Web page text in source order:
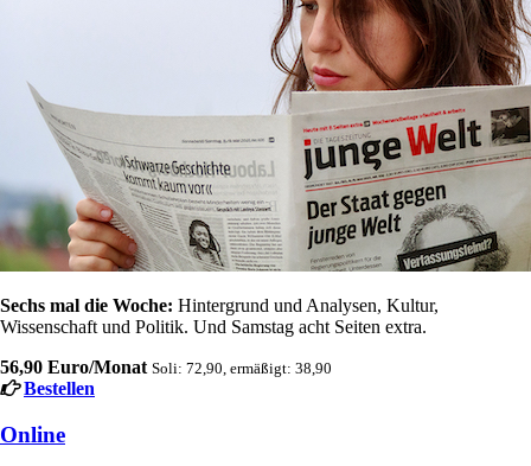
Sechs mal die Woche: Hintergrund und Analysen, Kultur,
Wissenschaft und Politik. Und Samstag acht Seiten extra.
56,90 Euro/Monat Soli: 72,90, ermäßigt: 38,90
Bestellen
Online